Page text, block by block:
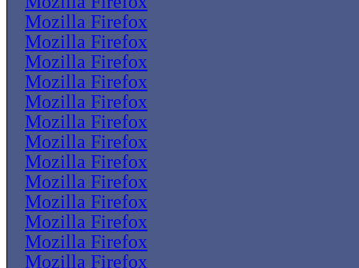
Mozilla Firefox
Mozilla Firefox
Mozilla Firefox
Mozilla Firefox
Mozilla Firefox
Mozilla Firefox
Mozilla Firefox
Mozilla Firefox
Mozilla Firefox
Mozilla Firefox
Mozilla Firefox
Mozilla Firefox
Mozilla Firefox